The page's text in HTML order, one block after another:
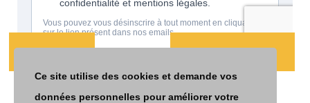
PRENDRE UN RDV
Ce site utilise des cookies et demande vos
données personnelles pour améliorer votre